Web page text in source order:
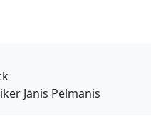
Jānis Pēlmanis